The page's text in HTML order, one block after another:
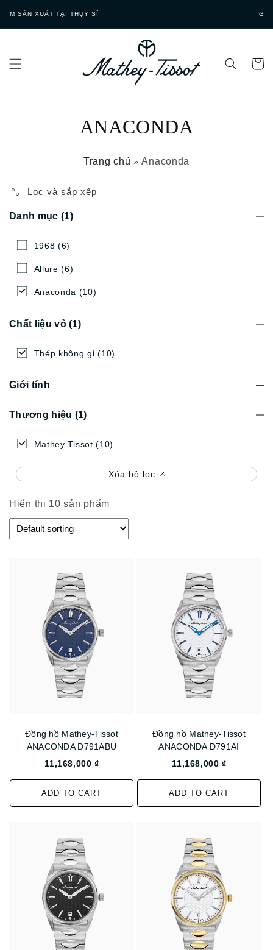
Skip to
content
ANACONDA
Trang chủ »Anaconda
Lọc và sắp xếp
Danh mục (1)
1968 (6)
Allure (6)
Anaconda (10)
Chất liệu vỏ(1)
Thép không gỉ (10)
Giới tính
Thương hiệu (1)
Mathey Tissot (10)
Xóa bộ lọc
Hiển thị 10 sản phẩm
Đồng hồ Mathey-Tissot
ANACONDA D791ABU
11,168,000 ₫
ADD TO CART
Đồng hồ Mathey-Tissot
ANACONDA D791AI
11,168,000 ₫
ADD TO CART